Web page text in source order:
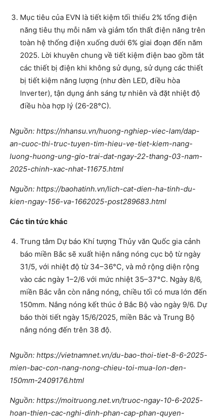
Mục tiêu của EVN là tiết kiệm tối thiểu 2% tổng điện
năng tiêu thụ mỗi năm và giảm tổn thất điện năng trên
toàn hệ thống điện xuống dưới 6% giai đoạn đến năm
2025. Lời khuyên chung về tiết kiệm điện bao gồm tắt
các thiết bị điện khi không sử dụng, sử dụng các thiết
bị tiết kiệm năng lượng (như đèn LED, điều hòa
Inverter), tận dụng ánh sáng tự nhiên và đặt nhiệt độ
điều hòa hợp lý (26-28°C).
Nguồn: https://nhansu.vn/huong-nghiep-viec-lam/dap-
an-cuoc-thi-truc-tuyen-tim-hieu-ve-tiet-kiem-nang-
luong-huong-ung-gio-trai-dat-ngay-22-thang-03-nam-
2025-chinh-xac-nhat-11675.html
Nguồn: https://baohatinh.vn/lich-cat-dien-ha-tinh-du-
kien-ngay-156-va-1662025-post289683.html
Các tin tức khác
Trung tâm Dự báo Khí tượng Thủy văn Quốc gia cảnh
báo miền Bắc sẽ xuất hiện nắng nóng cục bộ từ ngày
31/5, với nhiệt độ từ 34–36°C, và mở rộng diện rộng
vào các ngày 1–2/6 với mức nhiệt 35–37°C. Ngày 8/6,
miền Bắc vẫn còn nắng nóng, chiều tối có mưa lớn đến
150mm. Nắng nóng kết thúc ở Bắc Bộ vào ngày 9/6. Dự
báo thời tiết ngày 15/6/2025, miền Bắc và Trung Bộ
nắng nóng đến trên 38 độ.
Nguồn: https://vietnamnet.vn/du-bao-thoi-tiet-8-6-2025-
mien-bac-con-nang-nong-chieu-toi-mua-lon-den-
150mm-2409176.html
Nguồn: https://moitruong.net.vn/truoc-ngay-10-6-2025-
hoan-thien-cac-nghi-dinh-phan-cap-phan-quyen-